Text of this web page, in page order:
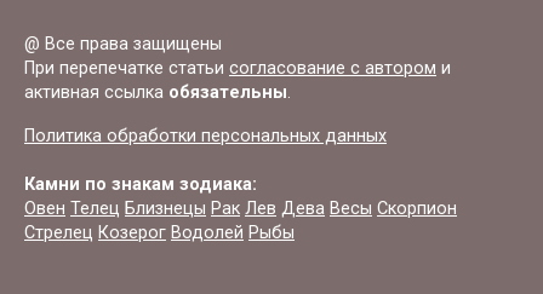
@ Все права защищены
При перепечатке статьи согласование с автором и
активная ссылка обязательны.
Политика обработки персональных данных
Камни по знакам зодиака:
Овен Телец Близнецы Рак Лев Дева Весы Скорпион
Стрелец Козерог Водолей Рыбы